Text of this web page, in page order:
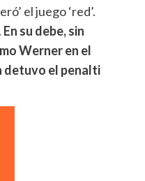
el juego ‘red’.
En su debe, sin
Werner en el
detuvo el penalti